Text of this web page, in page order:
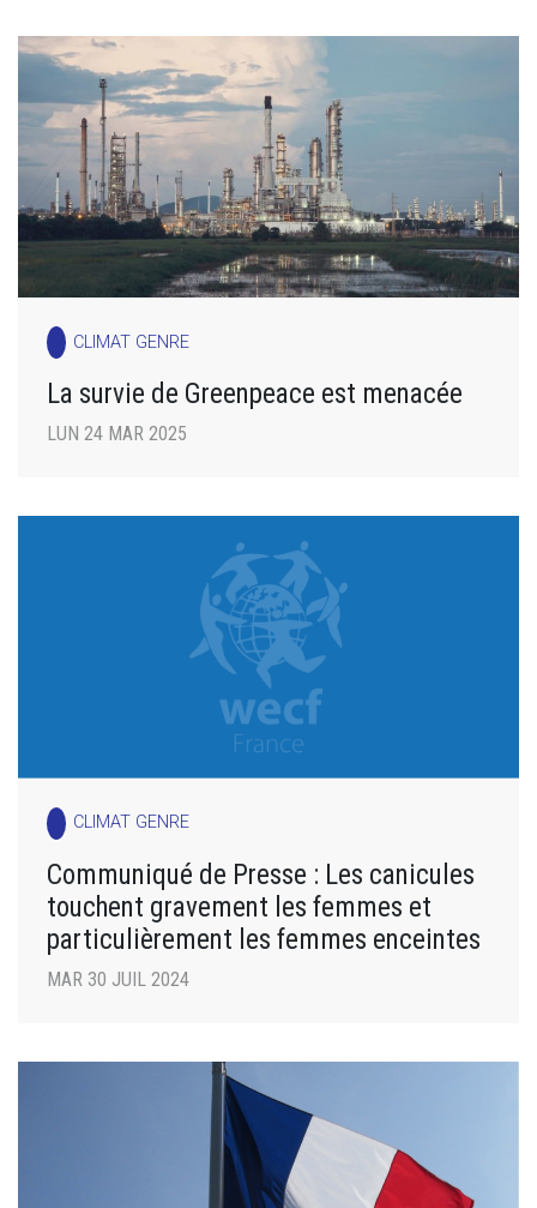
CLIMAT GENRE
La survie de Greenpeace est menacée
LUN 24 MAR 2025
CLIMAT GENRE
Communiqué de Presse : Les canicules
touchent gravement les femmes et
particulièrement les femmes enceintes
MAR 30 JUIL 2024